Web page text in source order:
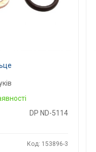
DP ND-5114
Код: 153896-3